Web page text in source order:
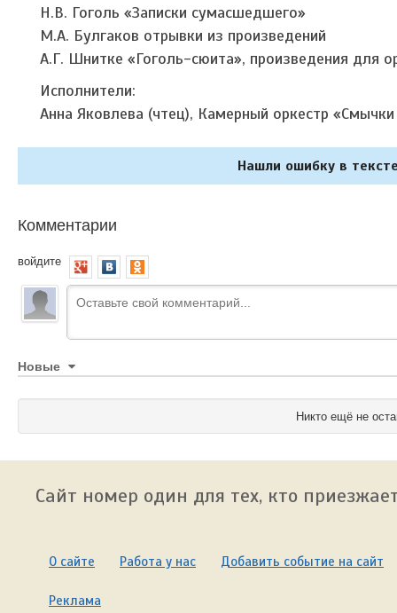
Н.В. Гоголь «Записки сумасшедшего»
М.А. Булгаков отрывки из произведений
А.Г. Шнитке «Гоголь-сюита», произведения для
Исполнители:
Анна Яковлева (чтец), Камерный оркестр
Нашли ошибку в
Комментарии
войдите
Новые
Никто ещё не
Сайт номер один для тех, кто
О сайте Работа у нас Добавить событие на сайт
Реклама